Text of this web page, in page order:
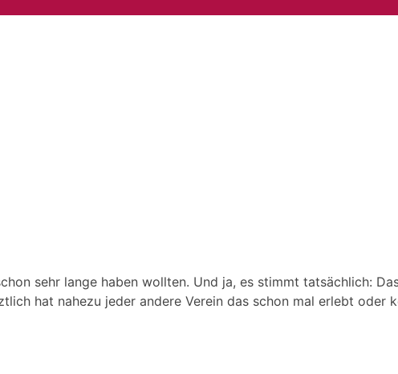
sehr lange haben wollten. Und ja, es stimmt tatsächlich:
hat nahezu jeder andere Verein das schon mal erlebt oder